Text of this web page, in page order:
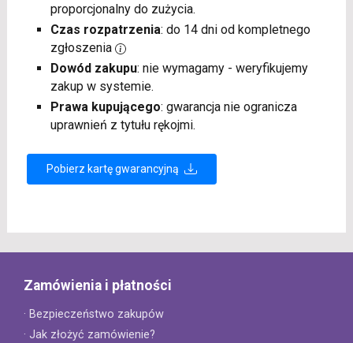
proporcjonalny do zużycia.
Czas rozpatrzenia: do 14 dni od kompletnego
zgłoszenia
Dowód zakupu: nie wymagamy - weryfikujemy
zakup w systemie.
Prawa kupującego: gwarancja nie ogranicza
uprawnień z tytułu rękojmi.
Pobierz kartę gwarancyjną
Zamówienia i płatności
· Bezpieczeństwo zakupów
· Jak złożyć zamówienie?